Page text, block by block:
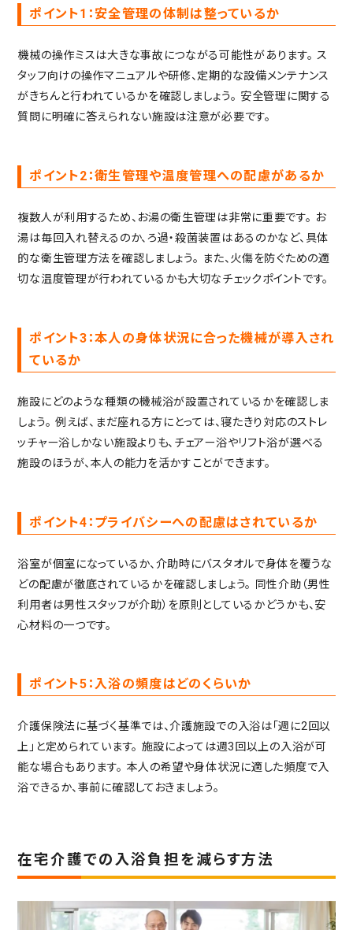
ポイント1：安全管理の体制は整っているか
機械の操作ミスは大きな事故につながる可能性があります。 ス
タッフ向けの操作マニュアルや研修、定期的な設備メンテナンス
がきちんと行われているかを確認しましょう。 安全管理に関する
質問に明確に答えられない施設は注意が必要です。
ポイント2：衛生管理や温度管理への配慮があるか
複数人が利用するため、お湯の衛生管理は非常に重要です。 お
湯は毎回入れ替えるのか、ろ過・殺菌装置はあるのかなど、具体
的な衛生管理方法を確認しましょう。 また、火傷を防ぐための適
切な温度管理が行われているかも大切なチェックポイントです。
ポイント3：本人の身体状況に合った機械が導入され
ているか
施設にどのような種類の機械浴が設置されているかを確認しま
しょう。 例えば、まだ座れる方にとっては、寝たきり対応のストレ
ッチャー浴しかない施設よりも、チェアー浴やリフト浴が選べる
施設のほうが、本人の能力を活かすことができます。
ポイント4：プライバシーへの配慮はされているか
浴室が個室になっているか、介助時にバスタオルで身体を覆うな
どの配慮が徹底されているかを確認しましょう。
同性介助（男性
利用者は男性スタッフが介助）を原則としているかどうかも、安
心材料の一つです。
ポイント5：入浴の頻度はどのくらいか
介護保険法に基づく基準では、介護施設での入浴は「週に2回以
上」と定められています。 施設によっては週3回以上の入浴が可
能な場合もあります。 本人の希望や身体状況に適した頻度で入
浴できるか、事前に確認しておきましょう。
在宅介護での入浴負担を減らす方法